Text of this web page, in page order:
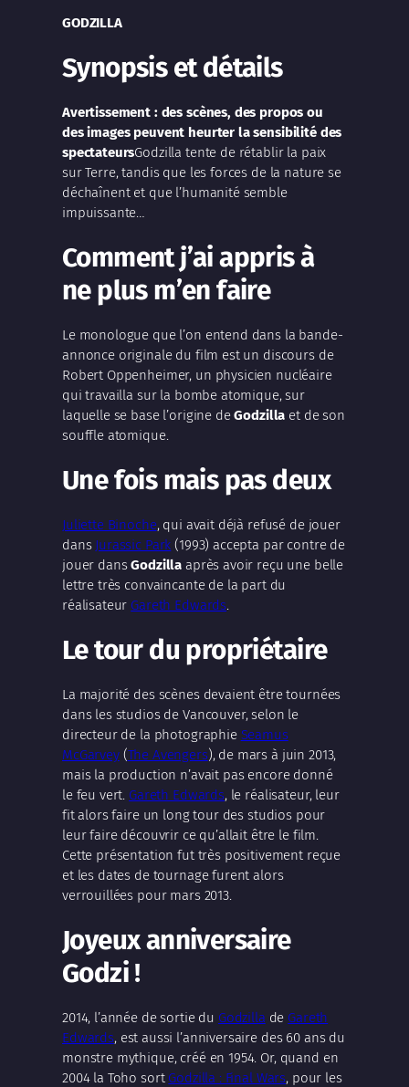
GODZILLA
Synopsis et détails
Avertissement : des scènes, des propos ou
des images peuvent heurter la sensibilité des
spectateursGodzilla tente de rétablir la paix
sur Terre, tandis que les forces de la nature se
déchaînent et que l’humanité semble
impuissante…
Comment j’ai appris à
ne plus m’en faire
Le monologue que l’on entend dans la bande-
annonce originale du film est un discours de
Robert Oppenheimer, un physicien nucléaire
qui travailla sur la bombe atomique, sur
laquelle se base l’origine deGodzilla et de son
souffle atomique.
Une fois mais pas deux
Juliette Binoche, qui avait déjà refusé de jouer
dans Jurassic Park (1993) accepta par contre de
jouer dansGodzilla après avoir reçu une belle
lettre très convaincante de la part du
réalisateur Gareth Edwards.
Le tour du propriétaire
La majorité des scènes devaient être tournées
dans les studios de Vancouver, selon le
directeur de la photographie Seamus
McGarvey(The Avengers), de mars à juin 2013,
mais la production n’avait pas encore donné
le feu vert. Gareth Edwards, le réalisateur, leur
fit alors faire un long tour des studios pour
leur faire découvrir ce qu’allait être le film.
Cette présentation fut très positivement reçue
et les dates de tournage furent alors
verrouillées pour mars 2013.
Joyeux anniversaire
Godzi!
2014, l’année de sortie du Godzilla de Gareth
Edwards, est aussi l’anniversaire des 60 ans du
monstre mythique, créé en 1954. Or, quand en
2004 la Toho sort Godzilla : Final Wars, pour les